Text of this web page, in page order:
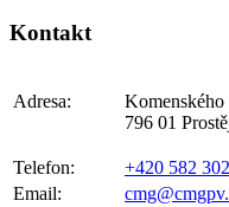
Kontakt
Adresa:
Komenského
796 01
Telefon:
+420 582
Email: